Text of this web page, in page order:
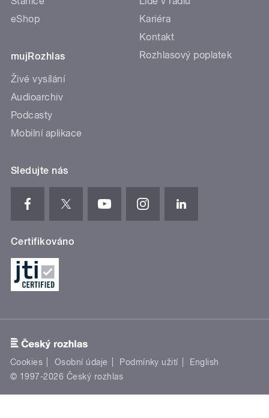
eShop
mujRozhlas
Živé vysílání
Audioarchiv
Podcasty
Mobilní aplikace
Kariéra
Kontakt
Rozhlasový poplatek
Sledujte nás
Certifikováno
Cookies Osobní údaje Podmínky užití
English
© 1997-2026 Český rozhlas